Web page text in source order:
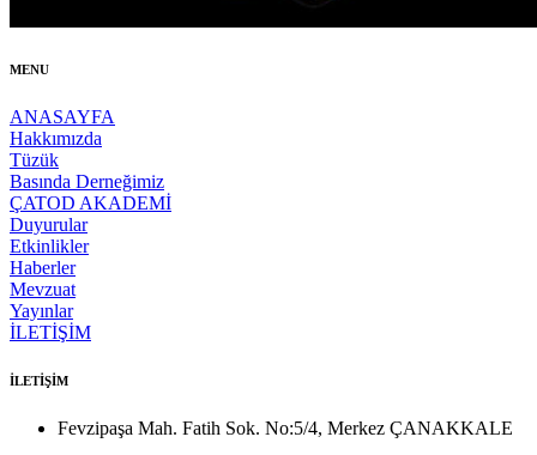
MENU
ANASAYFA
Hakkımızda
Tüzük
Basında Derneğimiz
ÇATOD AKADEMİ
Duyurular
Etkinlikler
Haberler
Mevzuat
Yayınlar
İLETİŞİM
İLETİŞİM
Fevzipaşa Mah. Fatih Sok. No:5/4, Merkez ÇANAKKALE